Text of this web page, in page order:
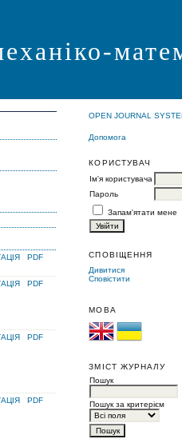
OPEN JOURNAL
Допомога
КОРИСТУВАЧ
Ім'я користувача
Пароль
Запам'ятати мене
СПОВІЩЕННЯ
Дивитися
Сповістити
МОВА
ЗМІСТ ЖУРНАЛУ
Пошук
Пошук за критерієм
PDF
PDF
PDF
PDF